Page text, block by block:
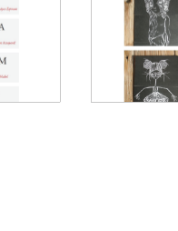
Archivos
CRiG 2.0
Escola d'Art